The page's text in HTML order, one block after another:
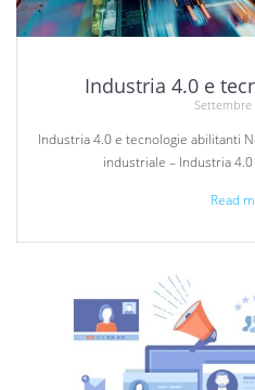
Industria 4.0 e
Settembre
Industria 4.0 e tecnologie abilitanti
industriale – Industria
Read